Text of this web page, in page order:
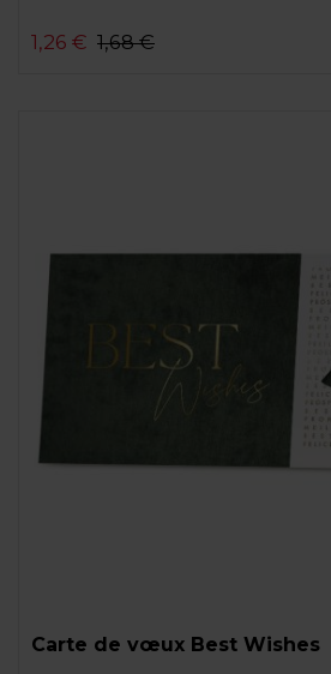
1,26 € 1,68 €
Carte de vœux Best Wishes